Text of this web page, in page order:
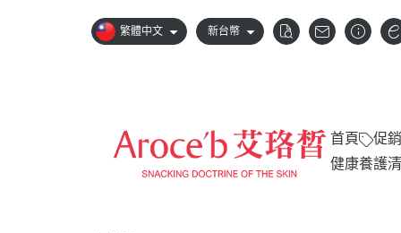
繁體中文 新台幣
首頁 促
健康養護